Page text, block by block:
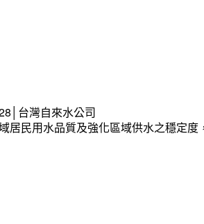
台灣自來水公司
居民用水品質及強化區域供水之穩定